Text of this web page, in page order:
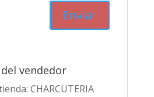
vendedor
CHARCUTERIA